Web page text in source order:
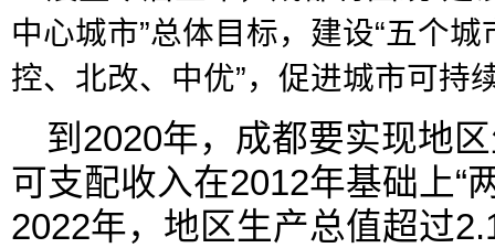
中心城市”总体目标，建设“五个
控、北改、中优”，促进城市可持
到2020年，成都要实现地
可支配收入在2012年基础上“
2022年，地区生产总值超过